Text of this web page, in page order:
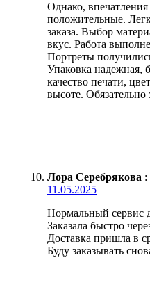
Однако, впечатления
положительные.
заказа. Выбор
вкус. Работа
Портреты
Упаковка надежная,
качество печати,
высоте. Обязательно
Лора Серебрякова :
11.05.2025
Нормальный сервис
Заказала быстро
Доставка пришла в
Буду заказывать